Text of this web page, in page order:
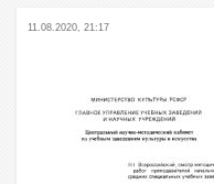
11.08.2020, 21:17